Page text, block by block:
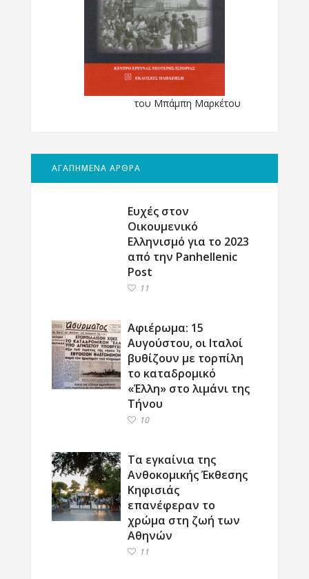
του Μπάμπη Μαρκέτου
ΑΓΑΠΗΜΕΝΑ ΑΡΘΡΑ
Ευχές στον
Οικουμενικό
Ελληνισμό για το 2023
από την Panhellenic
Post
11
Αφιέρωμα: 15
Αυγούστου, οι Ιταλοί
βυθίζουν με τορπίλη
το καταδρομικό
«Έλλη» στο λιμάνι της
Τήνου
10
Τα εγκαίνια της
Ανθοκομικής Έκθεσης
Κηφισιάς
επανέφεραν το
χρώμα στη ζωή των
Αθηνών
11